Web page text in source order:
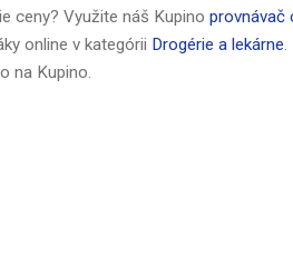
ceny? Využite náš Kupino provnávač
online v kategórii Drogérie a lekárne.
na Kupino.